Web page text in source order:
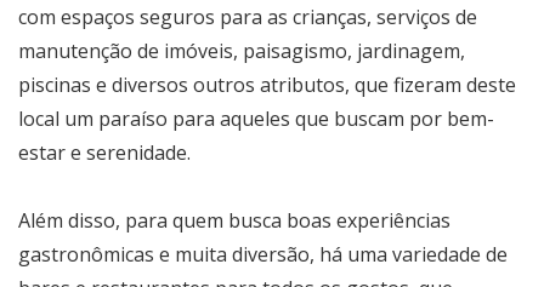
com espaços seguros para as crianças, serviços de
manutenção de imóveis, paisagismo, jardinagem,
piscinas e diversos outros atributos, que fizeram deste
local um paraíso para aqueles que buscam por bem-
estar e serenidade.
Além disso, para quem busca boas experiências
gastronômicas e muita diversão, há uma variedade de